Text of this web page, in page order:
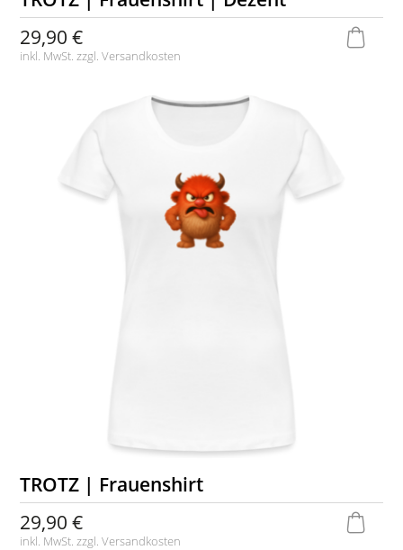
29,90 €
inkl. MwSt. zzgl.Versandkosten
TROTZ | Frauenshirt
29,90 €
inkl. MwSt. zzgl.Versandkosten